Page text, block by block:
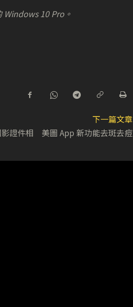
Windows 10 Pro。
下一篇文章
影證件相 美圖 App 新功能去斑去痘